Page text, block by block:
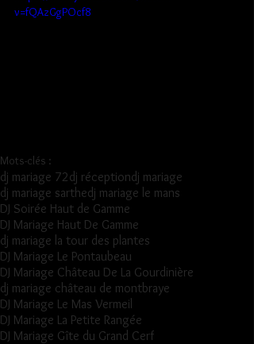
v=fQAzGgPOcf8
Mots-clés :
dj mariage 72dj réceptiondj mariage
dj mariage sarthedj mariage le mans
DJ Soirée Haut de Gamme
DJ Mariage Haut De Gamme
dj mariage la tour des plantes
DJ Mariage Le Pontaubeau
DJ Mariage Château De La Gourdinière
dj mariage château de montbraye
DJ Mariage Le Mas Vermeil
DJ Mariage La Petite Rangée
DJ Mariage Gîte du Grand Cerf